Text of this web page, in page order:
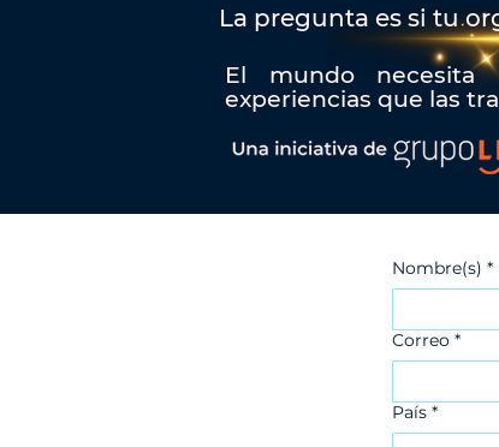
La pregunta es si tu
El mundo necesita
experiencias que las
Nombre(s) *
Correo *
País *